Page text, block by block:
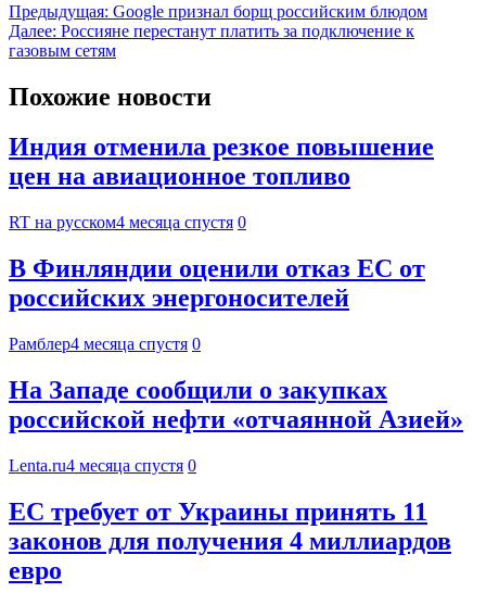
Предыдущая: Google признал борщ российским блюдом
Далее: Россияне перестанут платить за подключение к
газовым сетям
Похожие новости
Индия отменила резкое повышение
цен на авиационное топливо
RT на русском4 месяца спустя 0
В Финляндии оценили отказ ЕС от
российских энергоносителей
Рамблер4 месяца спустя 0
На Западе сообщили о закупках
российской нефти «отчаянной Азией»
Lenta.ru4 месяца спустя 0
ЕС требует от Украины принять 11
законов для получения 4 миллиардов
евро